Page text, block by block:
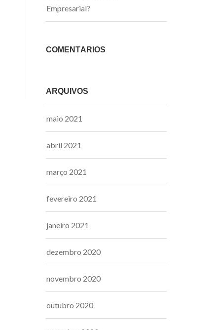
Empresarial?
COMENTÁRIOS
ARQUIVOS
maio 2021
abril 2021
março 2021
fevereiro 2021
janeiro 2021
dezembro 2020
novembro 2020
outubro 2020